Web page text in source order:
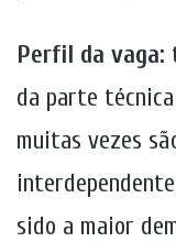
Perfil da vaga:
da parte
muitas vezes
sido a maior